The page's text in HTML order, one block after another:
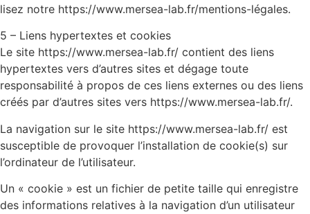
lisez notre https://www.mersea-lab.fr/mentions-légales.
5 – Liens hypertextes et cookies
Le site https://www.mersea-lab.fr/ contient des liens
hypertextes vers d’autres sites et dégage toute
responsabilité à propos de ces liens externes ou des liens
créés par d’autres sites vers https://www.mersea-lab.fr/.
La navigation sur le site https://www.mersea-lab.fr/ est
susceptible de provoquer l’installation de cookie(s) sur
l’ordinateur de l’utilisateur.
Un « cookie » est un fichier de petite taille qui enregistre
des informations relatives à la navigation d’un utilisateur